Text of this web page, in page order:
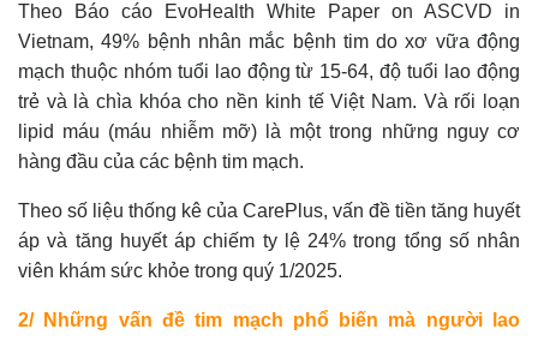
Theo Báo cáo EvoHealth White Paper on ASCVD in
Vietnam, 49% bệnh nhân mắc bệnh tim do xơ vữa động
mạch thuộc nhóm tuổi lao động từ 15-64, độ tuổi lao động
trẻ và là chìa khóa cho nền kinh tế Việt Nam. Và rối loạn
lipid máu (máu nhiễm mỡ) là một trong những nguy cơ
hàng đầu của các bệnh tim mạch.
Theo số liệu thống kê của CarePlus, vấn đề tiền tăng huyết
áp và tăng huyết áp chiếm ty lệ 24% trong tổng số nhân
viên khám sức khỏe trong quý 1/2025.
2/ Những vấn đề tim mạch phổ biến mà người lao